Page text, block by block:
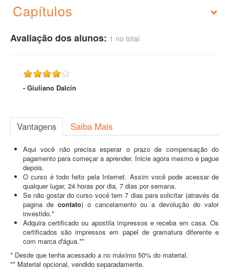
Capítulos
Avaliação dos alunos: 1 no total
- Giuliano Dalcin
Vantagens Saiba Mais
Aqui você não precisa esperar o prazo de compensação do
pagamento para começar a aprender. Inicie agora mesmo e pague
depois.
O curso é todo feito pela Internet. Assim você pode acessar de
qualquer lugar, 24 horas por dia, 7 dias por semana.
Se não gostar do curso você tem 7 dias para solicitar (através da
pagina de contato) o cancelamento ou a devolução do valor
investido.*
Adquira certificado ou apostila impressos e receba em casa. Os
certificados são impressos em papel de gramatura diferente e
com marca d'água.**
* Desde que tenha acessado a no máximo 50% do material.
** Material opcional, vendido separadamente.